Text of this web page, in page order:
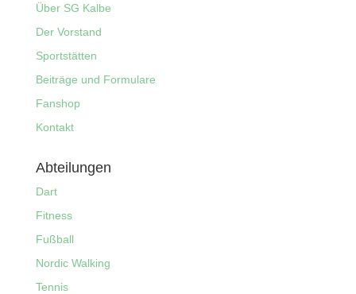
Über SG Kalbe
Der Vorstand
Sportstätten
Beiträge und Formulare
Fanshop
Kontakt
Abteilungen
Dart
Fitness
Fußball
Nordic Walking
Tennis